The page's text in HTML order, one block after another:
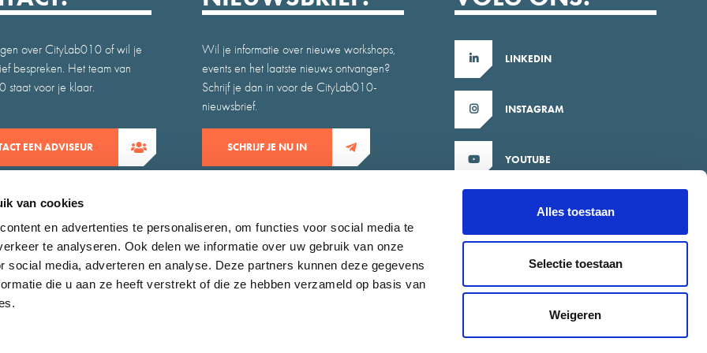
van cookies
en advertenties te personaliseren, om functies voor social media te
te analyseren. Ook delen we informatie over uw gebruik van onze
social media, adverteren en analyse. Deze partners kunnen deze gegevens
die u aan ze heeft verstrekt of die ze hebben verzameld op basis van
Alles toestaan
Selectie toestaan
Weigeren
over CityLab010 of wil je
bespreken. Het team van
staat voor je klaar.
EEN ADVISEUR
Wil je informatie over nieuwe workshops,
events en het laatste nieuws ontvangen?
Schrijf je dan in voor de CityLab010-
nieuwsbrief.
SCHRIJF JE NU IN
LINKEDIN
INSTAGRAM
YOUTUBE